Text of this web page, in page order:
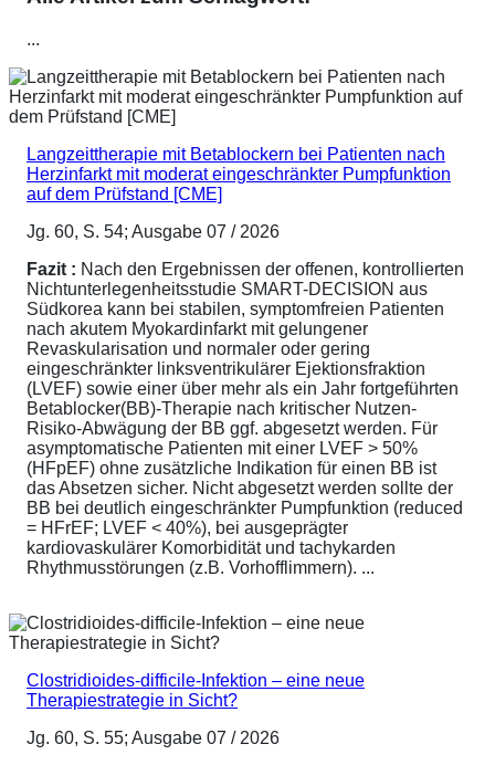
...
Langzeittherapie mit Betablockern bei Patienten nach
Herzinfarkt mit moderat eingeschränkter Pumpfunktion
auf dem Prüfstand [CME]
Jg. 60, S. 54; Ausgabe 07 / 2026
Fazit : Nach den Ergebnissen der offenen, kontrollierten
Nichtunterlegenheitsstudie SMART-DECISION aus
Südkorea kann bei stabilen, symptomfreien Patienten
nach akutem Myokardinfarkt mit gelungener
Revaskularisation und normaler oder gering
eingeschränkter linksventrikulärer Ejektionsfraktion
(LVEF) sowie einer über mehr als ein Jahr fortgeführten
Betablocker(BB)-Therapie nach kritischer Nutzen-
Risiko-Abwägung der BB ggf. abgesetzt werden. Für
asymptomatische Patienten mit einer LVEF > 50%
(HFpEF) ohne zusätzliche Indikation für einen BB ist
das Absetzen sicher. Nicht abgesetzt werden sollte der
BB bei deutlich eingeschränkter Pumpfunktion (reduced
= HFrEF; LVEF < 40%), bei ausgeprägter
kardiovaskulärer Komorbidität und tachykarden
Rhythmusstörungen (z.B. Vorhofflimmern). ...
Clostridioides-difficile-Infektion – eine neue
Therapiestrategie in Sicht?
Jg. 60, S. 55; Ausgabe 07 / 2026